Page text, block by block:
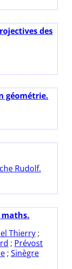
des
géométrie.
Rudolf.
maths.
Thierry ;
; Prévost
; Sinègre